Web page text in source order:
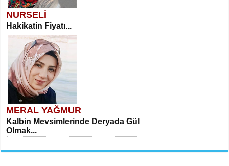
NURSELİ
Hakikatin Fiyatı...
MERAL YAĞMUR
Kalbin Mevsimlerinde Deryada Gül
Olmak...